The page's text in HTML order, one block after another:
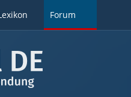
Forum